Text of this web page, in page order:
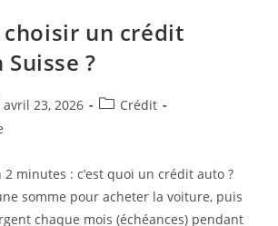
un crédit
?
:
avril 23, 2026
PostCrédit
minutes : c’est quoi un crédit auto ?
somme pour acheter la voiture, puis
chaque mois (échéances) pendant